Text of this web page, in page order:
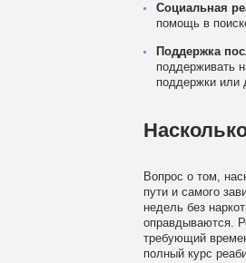
Социальная
помощь в
Поддержка
поддерживать
поддержки или
Вопрос о том,
пути и самого
недель без
оправдываются.
требующий
полный курс